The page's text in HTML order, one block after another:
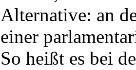
Alternative: an
einer
So heißt es bei